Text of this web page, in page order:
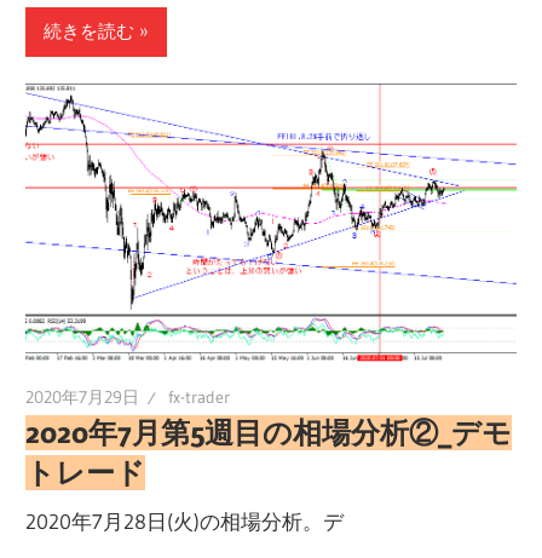
続きを読む
2020年7月29日 fx-trader
2020年7月第5週目の相場分析②_デモ
トレード
2020年7月28日(火)の相場分析。デ